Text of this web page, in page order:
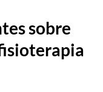
sobre